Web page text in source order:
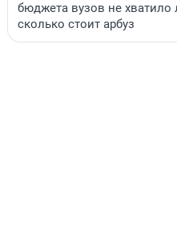
бюджета вузов не
сколько стоит арбуз